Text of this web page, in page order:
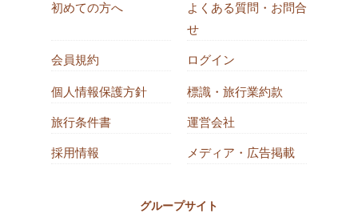
初めての方へ
よくある質問・お問合
せ
会員規約 ログイン
個人情報保護方針 標識・旅行業約款
旅行条件書 運営会社
採用情報 メディア・広告掲載
グループサイト